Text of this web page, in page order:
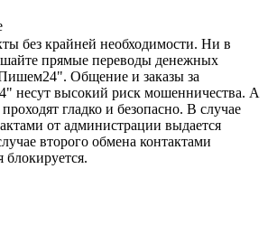
без крайней необходимости. Ни в
прямые переводы денежных
Общение и заказы за
несут высокий риск мошенничества. А
гладко и безопасно. В случае
от администрации выдается
второго обмена контактами
блокируется.